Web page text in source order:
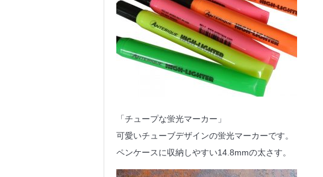
「チュープな蛍光マーカー」
可愛いチューブデザインの蛍光マーカーです。
ペンケースに収納しやすい14.8mmの太さす。